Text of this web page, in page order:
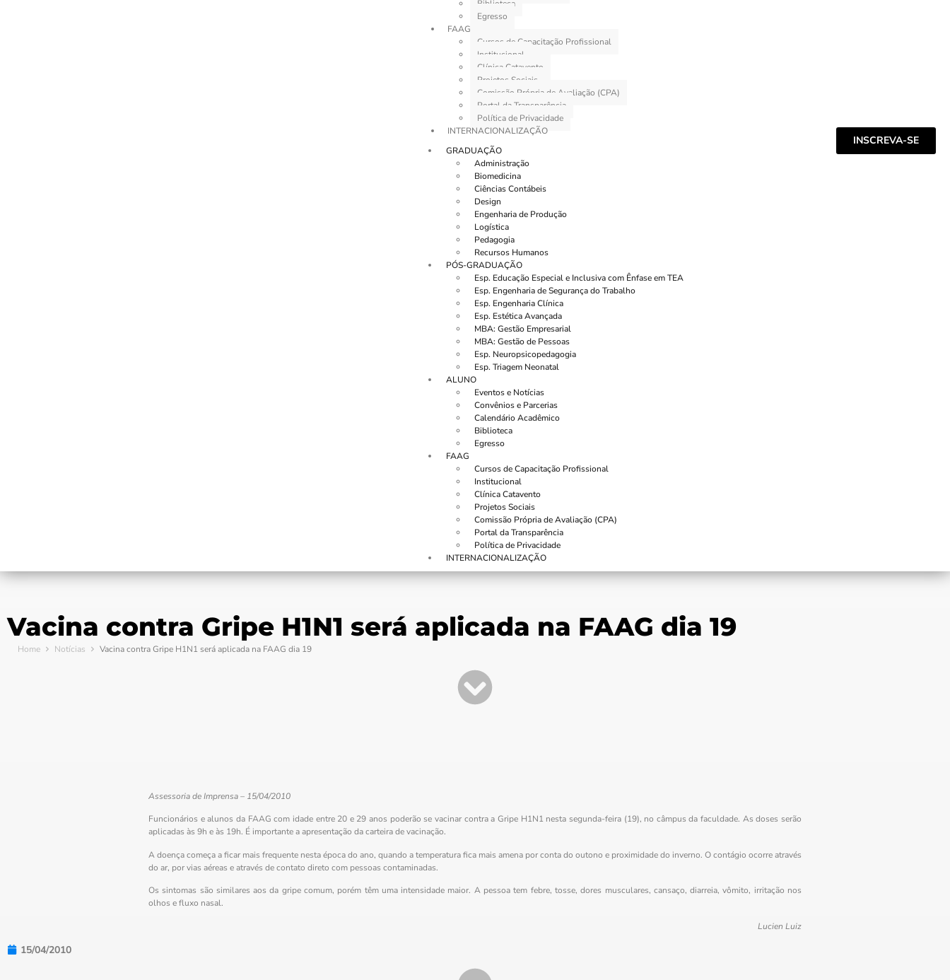
Biblioteca
Egresso
FAAG
Cursos de Capacitação Profissional
Institucional
Clínica Catavento
Projetos Sociais
Comissão Própria de Avaliação (CPA)
Portal da Transparência
Política de Privacidade
INTERNACIONALIZAÇÃO
GRADUAÇÃO
Administração
Biomedicina
Ciências Contábeis
Design
Engenharia de Produção
Logística
Pedagogia
Recursos Humanos
PÓS-GRADUAÇÃO
Esp. Educação Especial e Inclusiva com Ênfase em TEA
Esp. Engenharia de Segurança do Trabalho
Esp. Engenharia Clínica
Esp. Estética Avançada
MBA: Gestão Empresarial
MBA: Gestão de Pessoas
Esp. Neuropsicopedagogia
Esp. Triagem Neonatal
ALUNO
Eventos e Notícias
Convênios e Parcerias
Calendário Acadêmico
Biblioteca
Egresso
FAAG
Cursos de Capacitação Profissional
Institucional
Clínica Catavento
Projetos Sociais
Comissão Própria de Avaliação (CPA)
Portal da Transparência
Política de Privacidade
INTERNACIONALIZAÇÃO
INSCREVA-SE
Vacina contra Gripe H1N1 será aplicada na FAAG dia 19
Home Notícias Vacina contra Gripe H1N1 será aplicada na FAAG dia 19
Assessoria de Imprensa – 15/04/2010
Funcionários e alunos da FAAG com idade entre 20 e 29 anos poderão se vacinar contra a Gripe H1N1 nesta segunda-feira (19), no câmpus da faculdade. As doses serão
aplicadas às 9h e às 19h. É importante a apresentação da carteira de vacinação.
A doença começa a ficar mais frequente nesta época do ano, quando a temperatura fica mais amena por conta do outono e proximidade do inverno. O contágio ocorre através
do ar, por vias aéreas e através de contato direto com pessoas contaminadas.
Os sintomas são similares aos da gripe comum, porém têm uma intensidade maior. A pessoa tem febre, tosse, dores musculares, cansaço, diarreia, vômito, irritação nos
olhos e fluxo nasal.
Lucien Luiz
15/04/2010